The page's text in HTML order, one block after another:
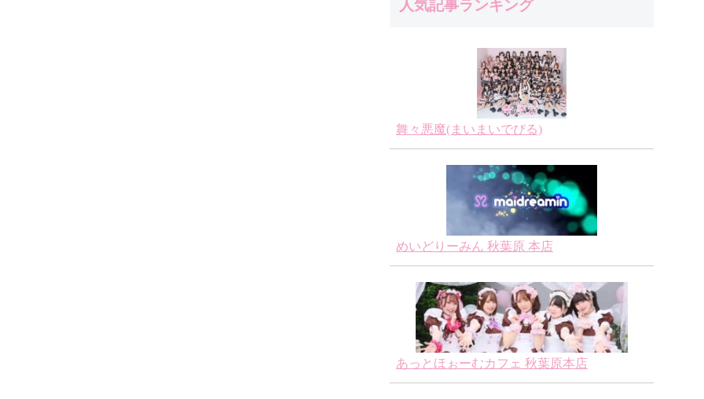
人気記事ランキング
舞々悪魔(まいまいでびる)
めいどりーみん 秋葉原 本店
あっとほぉーむカフェ 秋葉原本店